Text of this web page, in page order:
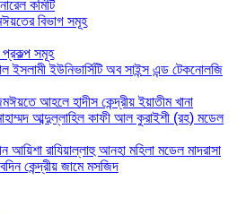
কমিটি
বিভাগ সমূহ
প্রকল্প সমূহ
ইসলামী ইউনিভার্সিটি অব সাইন্স এন্ড টেকনোলজি
আহলে হাদীস কেন্দ্রীয় ইয়াতীম খানা
আব্দুল্লাহিল কাফী আল কুরাইশী (রহ) মডেল
আয়িশা রাযিয়াল্লাহু আনহা মহিলা মডেল মাদরাসা
কেন্দ্রীয় জামে মসজিদ